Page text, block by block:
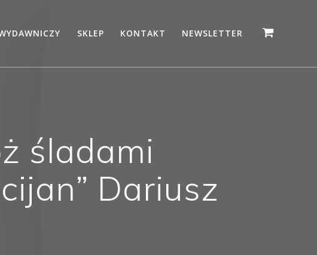
SKLEP KONTAKT NEWSLETTER
śladami
Dariusz